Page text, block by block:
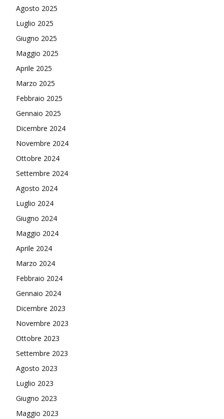
Agosto 2025
Luglio 2025
Giugno 2025
Maggio 2025
Aprile 2025
Marzo 2025
Febbraio 2025
Gennaio 2025
Dicembre 2024
Novembre 2024
Ottobre 2024
Settembre 2024
Agosto 2024
Luglio 2024
Giugno 2024
Maggio 2024
Aprile 2024
Marzo 2024
Febbraio 2024
Gennaio 2024
Dicembre 2023
Novembre 2023
Ottobre 2023
Settembre 2023
Agosto 2023
Luglio 2023
Giugno 2023
Maggio 2023